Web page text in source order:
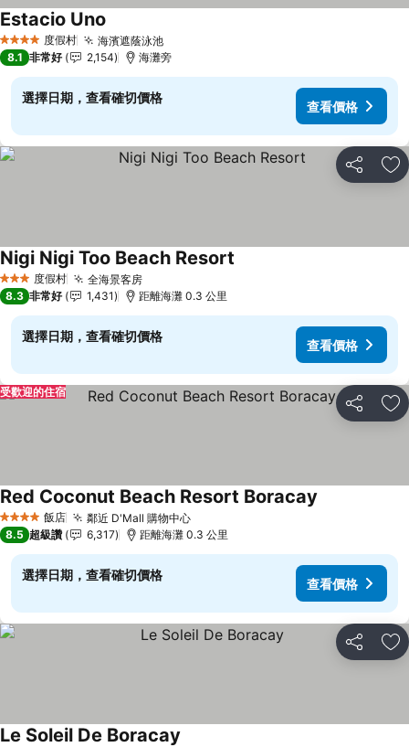
4 星級 度假村 海濱遮蔭泳池
Estacio Uno
8.1 非常好 2,154 海灘旁
選擇日期，查看確切價格
查看價格
分享 加
3 星級 度假村 全海景客房
Nigi Nigi Too Beach Resort
8.3 非常好 1,431 距離海灘 0.3 公里
選擇日期，查看確切價格
查看價格
分享 加
受歡迎的住宿
4 星級 飯店 鄰近 D'Mall 購物中心
Red Coconut Beach Resort Boracay
8.5 超級讚 6,317 距離海灘 0.3 公里
選擇日期，查看確切價格
查看價格
分享 加
Le Soleil De Boracay